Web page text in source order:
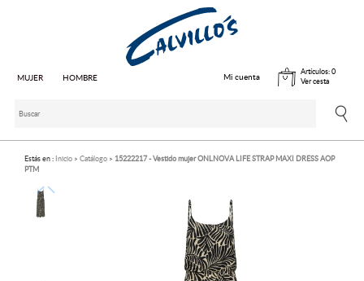
MUJER HOMBRE Mi cuenta Artículos:0
Ver cesta
Estás en : Inicio Catálogo
15222217 - Vestido mujer ONLNOVA LIFE STRAP MAXI DRESS AOP
PTM